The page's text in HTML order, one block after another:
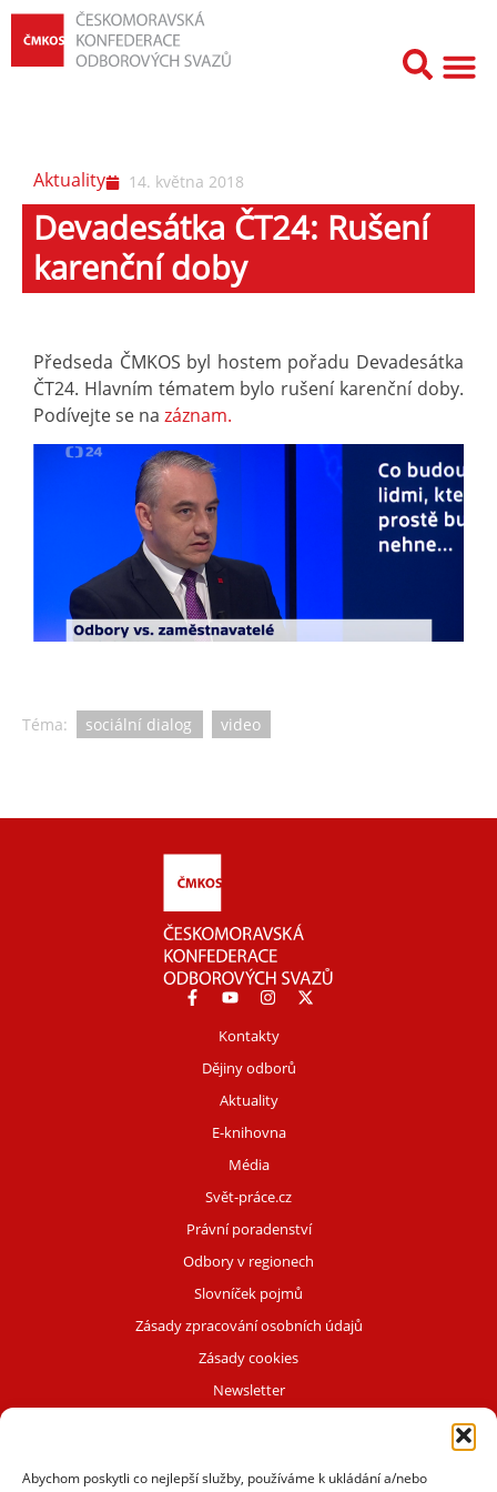
Abychom poskytli co nejlepší služby, používáme k ukládání a/nebo
Aktuality 14. května 2018
Devadesátka ČT24: Rušení
karenční doby
Předseda ČMKOS byl hostem pořadu Devadesátka
ČT24. Hlavním tématem bylo rušení karenční doby.
Podívejte se na záznam.
Téma: sociální dialog video
Kontakty
Dějiny odborů
Aktuality
E-knihovna
Média
Svět-práce.cz
Právní poradenství
Odbory v regionech
Slovníček pojmů
Zásady zpracování osobních údajů
Zásady cookies
Newsletter
ČMKOS v médiích